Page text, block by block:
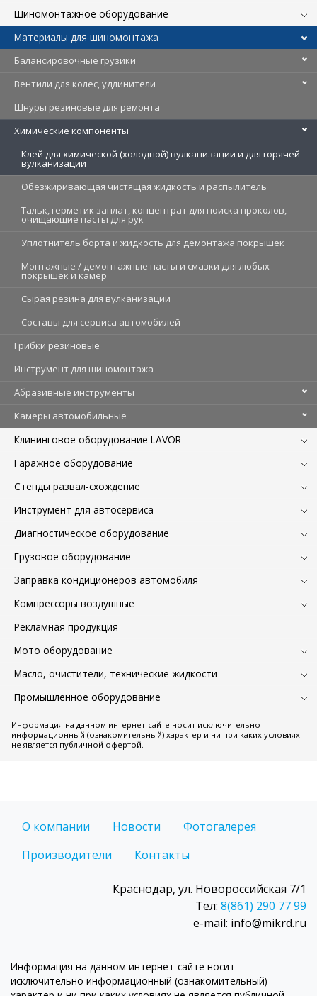
Шиномонтажное оборудование
Материалы для шиномонтажа
Балансировочные грузики
Вентили для колес, удлинители
Шнуры резиновые для ремонта
Химические компоненты
Клей для химической (холодной) вулканизации и для горячей
вулканизации
Обезжиривающая чистящая жидкость и распылитель
Тальк, герметик заплат, концентрат для поиска проколов,
очищающие пасты для рук
Уплотнитель борта и жидкость для демонтажа покрышек
Монтажные / демонтажные пасты и смазки для любых
покрышек и камер
Cырая резина для вулканизации
Составы для сервиса автомобилей
Грибки резиновые
Инструмент для шиномонтажа
Абразивные инструменты
Камеры автомобильные
Клининговое оборудование LAVOR
Гаражное оборудование
Стенды развал-схождение
Инструмент для автосервиса
Диагностическое оборудование
Грузовое оборудование
Заправка кондиционеров автомобиля
Компрессоры воздушные
Рекламная продукция
Мото оборудование
Масло, очистители, технические жидкости
Промышленное оборудование
Информация на данном интернет-сайте носит исключительно
информационный (ознакомительный) характер и ни при каких условиях
не является публичной офертой.
О компании Новости
Фотогалерея
Производители
Контакты
Краснодар, ул. Новороссийская 7/1
Тел: 8(861) 290 77 99
e-mail: info@mikrd.ru
Информация на данном интернет-сайте носит
исключительно информационный (ознакомительный)